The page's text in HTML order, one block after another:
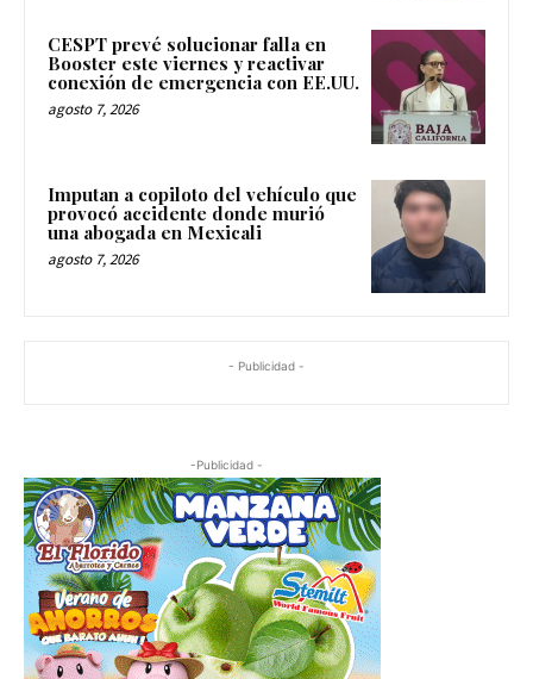
CESPT prevé solucionar falla en
Booster este viernes y reactivar
conexión de emergencia con EE.UU.
agosto 7, 2026
Imputan a copiloto del vehículo que
provocó accidente donde murió
una abogada en Mexicali
agosto 7, 2026
- Publicidad -
-Publicidad -